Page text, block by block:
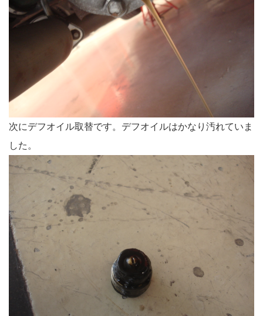
次にデフオイル取替です。デフオイルはかなり汚れていま
した。